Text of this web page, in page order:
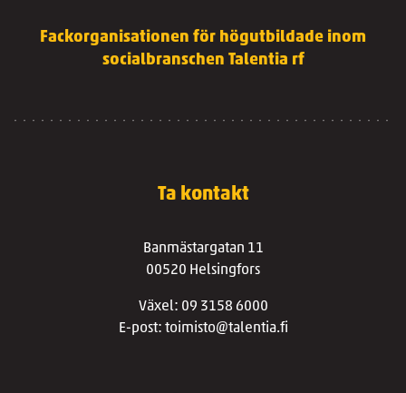
Fackorganisationen för högutbildade inom
socialbranschen Talentia rf
Ta kontakt
Banmästargatan 11
00520 Helsingfors
Växel: 09 3158 6000
E-post: toimisto@talentia.fi